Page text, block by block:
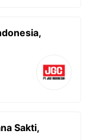
Sakti,